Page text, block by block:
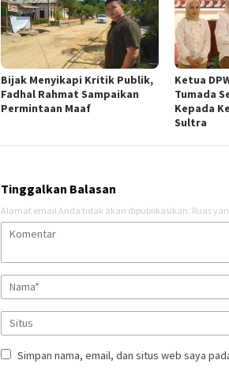
Bijak Menyikapi Kritik Publik,
Fadhal Rahmat Sampaikan
Permintaan Maaf
Ketua
Tumada
Kepada
Sultra
Tinggalkan Balasan
Alamat email Anda tidak akan dipublikasikan. Ruas
Simpan nama, email, dan situs web saya